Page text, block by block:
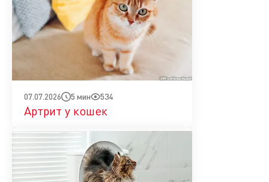
07.07.2026 5 мин 534
Артрит у кошек